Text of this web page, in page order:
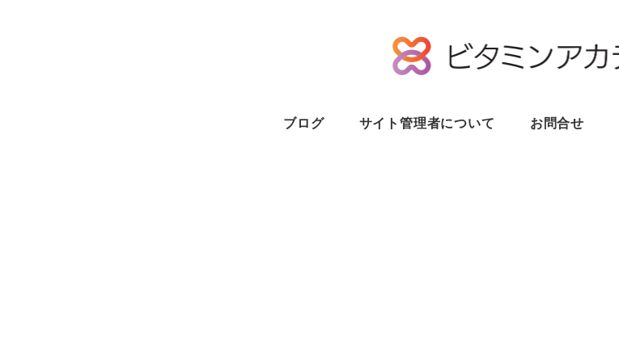
ブログ サイト管理者について お問合せ